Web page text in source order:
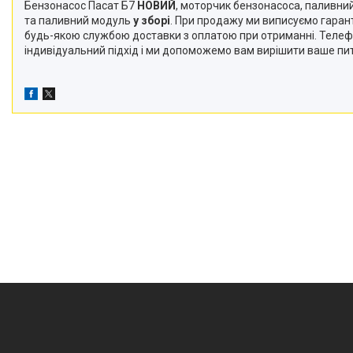
Бензонасос Пасат Б7 НОВИЙ, моторчик бензонасоса,
та паливний модуль у зборі . При продажу ми виписуємо
будь-якою службою доставки з оплатою при отриманні.
індивідуальний підхід і ми допоможемо вам вирішити ваше